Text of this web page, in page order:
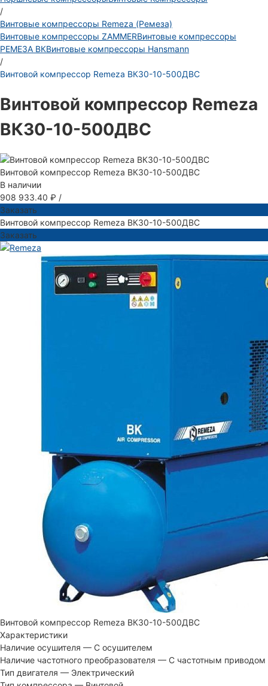
/
Винтовые компрессоры Remeza (Ремеза)
Винтовые компрессоры ZAMMERВинтовые компрессоры
РЕМЕЗА ВКВинтовые компрессоры Hansmann
/
Винтовой компрессор Remeza ВК30-10-500ДВС
Винтовой компрессор Remeza
ВК30-10-500ДВС
Винтовой компрессор Remeza ВК30-10-500ДВС
В наличии
908 933.40 ₽ /
Заказать
Винтовой компрессор Remeza ВК30-10-500ДВС
Заказать
Винтовой компрессор Remeza ВК30-10-500ДВС
Характеристики
Наличие осушителя — С осушителем
Наличие частотного преобразователя — С частотным приводом
Тип двигателя — Электрический